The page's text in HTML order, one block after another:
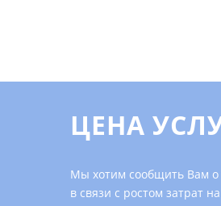
ЦЕНА
Мы хотим сообщить Вам о
в связи с ростом затрат